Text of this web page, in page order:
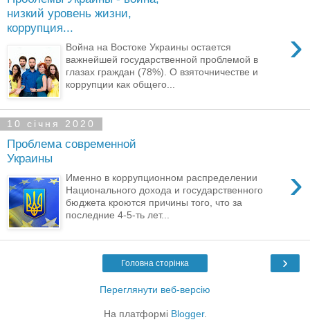
низкий уровень жизни,
коррупция...
›
Война на Востоке Украины остается
важнейшей государственной проблемой в
глазах граждан (78%). О взяточничестве и
коррупции как общего...
10 січня 2020
Проблема современной
Украины
›
Именно в коррупционном распределении
Национального дохода и государственного
бюджета кроются причины того, что за
последние 4-5-ть лет...
›
Головна сторінка
Переглянути веб-версію
На платформі Blogger.